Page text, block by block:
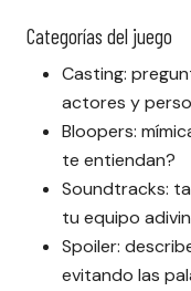
Categorías del juego
Casting:
actores y
Bloopers:
te entiendan?
Soundtracks:
tu equipo
Spoiler:
evitando las